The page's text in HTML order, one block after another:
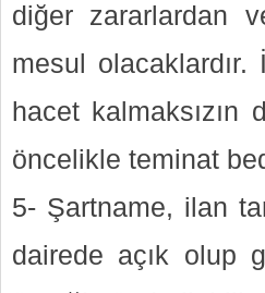
diğer zararlardan
mesul
hacet
öncelikle teminat
5- Şartname, ilan
dairede açık olup